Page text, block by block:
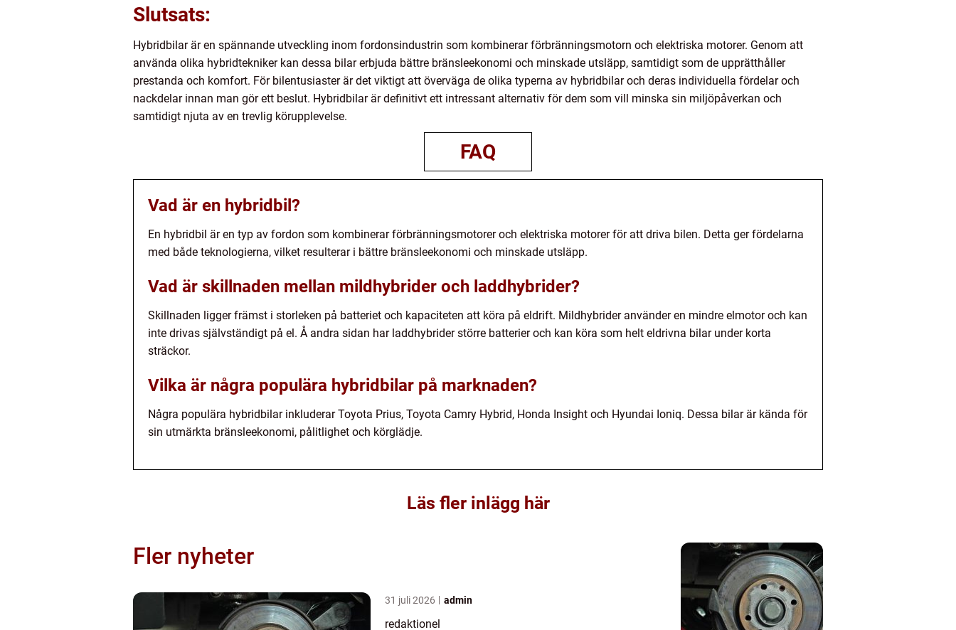
Slutsats:
Hybridbilar är en spännande utveckling inom fordonsindustrin som kombinerar förbränningsmotorn och elektriska motorer. Genom att
använda olika hybridtekniker kan dessa bilar erbjuda bättre bränsleekonomi och minskade utsläpp, samtidigt som de upprätthåller
prestanda och komfort. För bilentusiaster är det viktigt att överväga de olika typerna av hybridbilar och deras individuella fördelar och
nackdelar innan man gör ett beslut. Hybridbilar är definitivt ett intressant alternativ för dem som vill minska sin miljöpåverkan och
samtidigt njuta av en trevlig körupplevelse.
FAQ
Vad är en hybridbil?
En hybridbil är en typ av fordon som kombinerar förbränningsmotorer och elektriska motorer för att driva bilen. Detta ger fördelarna
med både teknologierna, vilket resulterar i bättre bränsleekonomi och minskade utsläpp.
Vad är skillnaden mellan mildhybrider och laddhybrider?
Skillnaden ligger främst i storleken på batteriet och kapaciteten att köra på eldrift. Mildhybrider använder en mindre elmotor och kan
inte drivas självständigt på el. Å andra sidan har laddhybrider större batterier och kan köra som helt eldrivna bilar under korta
sträckor.
Vilka är några populära hybridbilar på marknaden?
Några populära hybridbilar inkluderar Toyota Prius, Toyota Camry Hybrid, Honda Insight och Hyundai Ioniq. Dessa bilar är kända för
sin utmärkta bränsleekonomi, pålitlighet och körglädje.
Läs fler inlägg här
Fler nyheter
31 juli 2026 admin
redaktionel